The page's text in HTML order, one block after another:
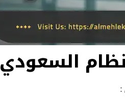
السعودي
: